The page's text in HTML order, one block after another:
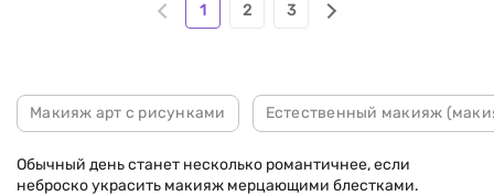
1 2 3
Макияж арт с рисунками Естественный макияж
Обычный день станет несколько романтичнее, если
неброско украсить макияж мерцающими блестками.